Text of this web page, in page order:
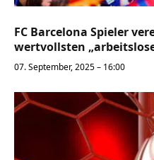
FC Barcelona Spieler
wertvollsten
07. September, 2025 – 16:00